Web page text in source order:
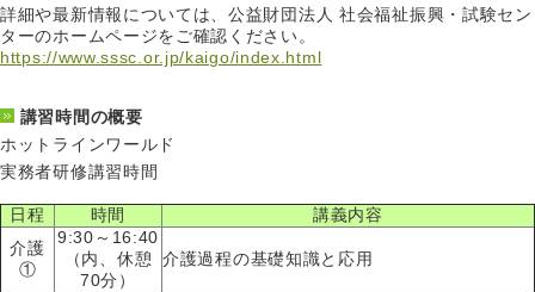
詳細や最新情報については、公益財団法人 社会福祉振興・試験セン
ターのホームページをご確認ください。
https://www.sssc.or.jp/kaigo/index.html
講習時間の概要
ホットラインワールド
実務者研修講習時間
日程 時間
講義内容
介護
①
9:30～16:40
（内、休憩
70分）
介護過程の基礎知識と応用